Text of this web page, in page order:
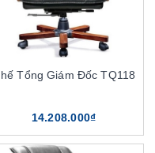
Tổng Giám Đốc TQ118
14.208.000₫